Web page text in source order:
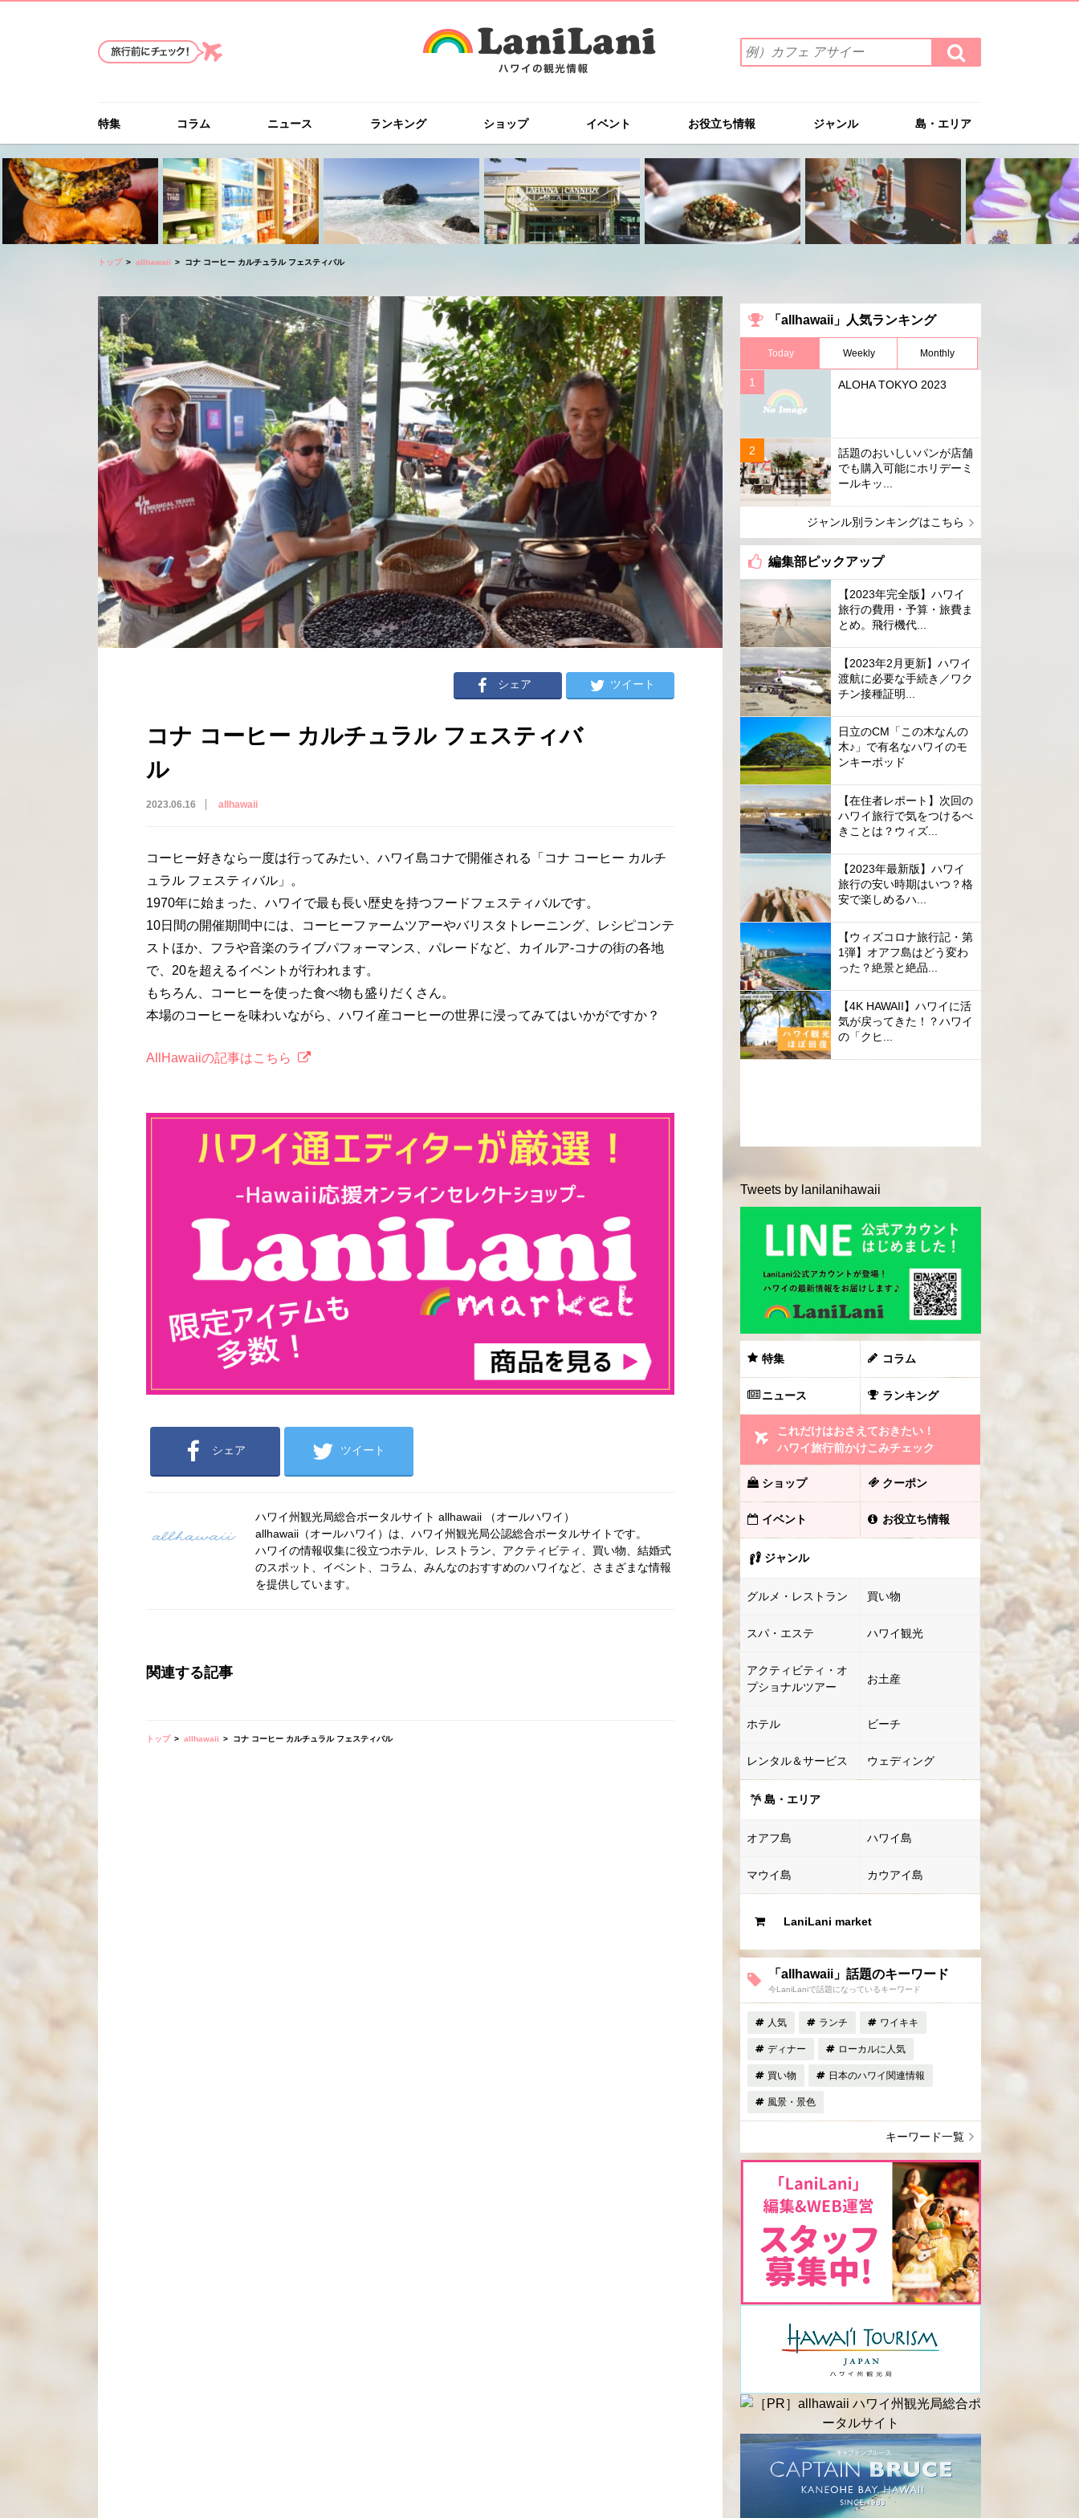
索
ワ
を
入
力
(例）
カ
フ
ェ
イ
ー
検
索
す
特集 コラム ニュース ランキング ショップ イベント お役立ち情報 ジャンル 島・エリア
トップ allhawaii コナ コーヒー カルチュラル フェスティバル
シェア ツイート
コナ コーヒー カルチュラル フェスティバ
ル
2023.06.16 allhawaii
コーヒー好きなら一度は行ってみたい、ハワイ島コナで開催される「コナ コーヒー カルチ
ュラル フェスティバル」。
1970年に始まった、ハワイで最も長い歴史を持つフードフェスティバルです。
10日間の開催期間中には、コーヒーファームツアーやバリスタトレーニング、レシピコンテ
ストほか、フラや音楽のライブパフォーマンス、パレードなど、カイルア-コナの街の各地
で、20を超えるイベントが行われます。
もちろん、コーヒーを使った食べ物も盛りだくさん。
本場のコーヒーを味わいながら、ハワイ産コーヒーの世界に浸ってみてはいかがですか？
AllHawaiiの記事はこちら
シェア ツイート
ハワイ州観光局総合ポータルサイト allhawaii （オールハワイ）
allhawaii（オールハワイ）は、ハワイ州観光局公認総合ポータルサイトです。
ハワイの情報収集に役立つホテル、レストラン、アクティビティ、買い物、結婚式
のスポット、イベント、コラム、みんなのおすすめのハワイなど、さまざまな情報
を提供しています。
関連する記事
トップ allhawaii コナ コーヒー カルチュラル フェスティバル
「allhawaii」人気ランキング
Today Weekly Monthly
ALOHA TOKYO 2023
話題のおいしいパンが店舗
でも購入可能にホリデーミ
ールキッ...
ジャンル別ランキングはこちら
編集部ピックアップ
【2023年完全版】ハワイ
旅行の費用・予算・旅費ま
とめ。飛行機代...
【2023年2月更新】ハワイ
渡航に必要な手続き／ワク
チン接種証明...
日立のCM「この木なんの
木♪」で有名なハワイのモ
ンキーポッド
【在住者レポート】次回の
ハワイ旅行で気をつけるべ
きことは？ウィズ...
【2023年最新版】ハワイ
旅行の安い時期はいつ？格
安で楽しめるハ...
【ウィズコロナ旅行記・第
1弾】オアフ島はどう変わ
った？絶景と絶品...
【4K HAWAII】ハワイに活
気が戻ってきた！？ハワイ
の「クヒ...
Tweets by lanilanihawaii
特集 コラム
ニュース ランキング
これだけはおさえておきたい！
ハワイ旅行前かけこみチェック
ショップ クーポン
イベント お役立ち情報
ジャンル
グルメ・レストラン 買い物
スパ・エステ ハワイ観光
アクティビティ・オ
プショナルツアー
お土産
ホテル ビーチ
レンタル＆サービス ウェディング
島・エリア
オアフ島 ハワイ島
マウイ島 カウアイ島
LaniLani market
「allhawaii」話題のキーワード
今LaniLaniで話題になっているキーワード
人気 ランチ ワイキキ
ディナー ローカルに人気
買い物 日本のハワイ関連情報
風景・景色
キーワード一覧